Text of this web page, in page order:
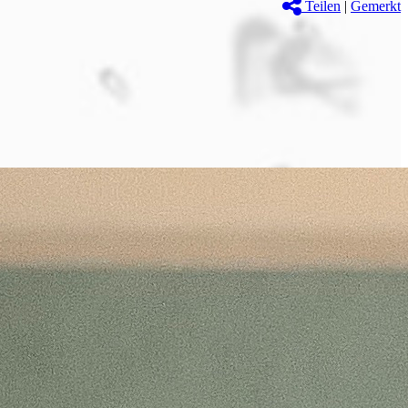
Teilen | Gemerkt